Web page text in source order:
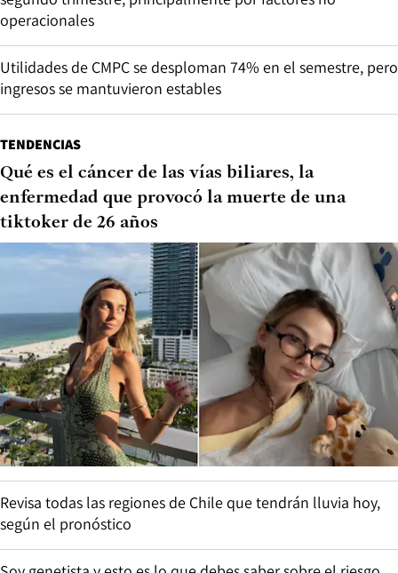
operacionales
Utilidades de CMPC se desploman 74% en el semestre, pero
ingresos se mantuvieron estables
TENDENCIAS
Qué es el cáncer de las vías biliares, la
enfermedad que provocó la muerte de una
tiktoker de 26 años
Revisa todas las regiones de Chile que tendrán lluvia hoy,
según el pronóstico